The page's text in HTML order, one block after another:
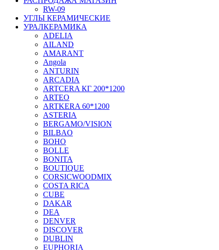
RW-09
УГЛЫ КЕРАМИЧЕСКИЕ
УРАЛКЕРАМИКА
ADELIA
AILAND
AMARANT
Angola
ANTURIN
ARCADIA
ARTCERA КГ 200*1200
ARTEO
ARTKERA 60*1200
ASTERIA
BERGAMO/VISION
BILBAO
BOHO
BOLLE
BONITA
BOUTIQUE
CORSICWOODMIX
COSTA RICA
CUBE
DAKAR
DEA
DENVER
DISCOVER
DUBLIN
EUPHORIA